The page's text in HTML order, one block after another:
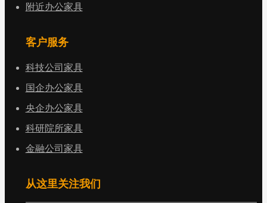
附近办公家具
客户服务
科技公司家具
国企办公家具
央企办公家具
科研院所家具
金融公司家具
从这里关注我们